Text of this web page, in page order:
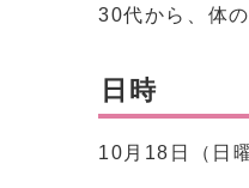
30代から、体
日時
10月18日（日